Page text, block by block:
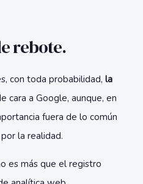
rebote.
con toda probabilidad, la
cara a Google, aunque, en
fuera de lo común
la realidad.
es más que el registro